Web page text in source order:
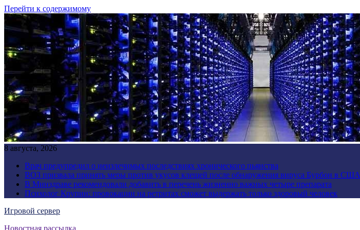
Перейти к содержимому
8 августа, 2026
Врач предупредил о неизлечимых последствиях хронического пьянства
ВОЗ призвала принять меры против укусов клещей после обнаружения вируса Бурбон в США
В Минздраве рекомендовали добавить в перечень жизненно важных четыре препарата
Психолог Крупин: провокации на ретритах сможет выдержать только здоровый человек
Игровой сервер
Новостная рассылка